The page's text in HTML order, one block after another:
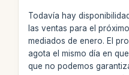
Todavía hay
las ventas para el
mediados de enero. El
agota el mismo día en
que no podemos